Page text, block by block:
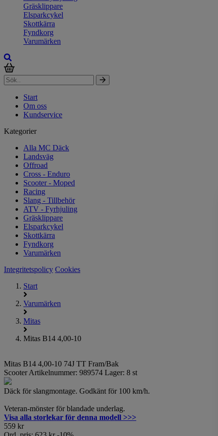
Gräsklippare
Elsparkcykel
Skottkärra
Fyndkorg
Varumärken
Start
Om oss
Kundservice
Kategorier
Alla MC Däck
Landsväg
Offroad
Cross - Enduro
Scooter - Moped
Racing
Slang - Tillbehör
ATV - Fyrhjuling
Gräsklippare
Elsparkcykel
Skottkärra
Fyndkorg
Varumärken
Integritetspolicy Cookies
Start
Varumärken
Mitas
Mitas B14 4,00-10
Mitas B14 4,00-10 74J TT Fram/Bak
Scooter Artikelnummer: 989574 Lager: 8 st
Däck för slangmontage. Godkänt för 100 km/h.
Veteran-mönster för blandade underlag.
Visa alla storlekar för denna modell >>>
559 kr